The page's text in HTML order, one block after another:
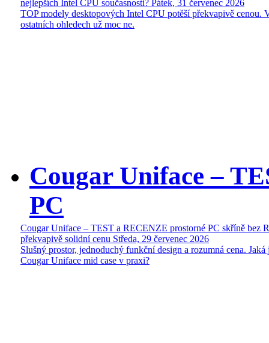
nejlepších Intel CPU současnosti? Pátek, 31 červenec 2026
TOP modely desktopových Intel CPU potěší překvapivě cenou.
ostatních ohledech už moc ne.
Cougar Uniface –
PC
Cougar Uniface – TEST a RECENZE prostorné PC skříně bez
překvapivě solidní cenu Středa, 29 červenec 2026
Slušný prostor, jednoduchý funkční design a rozumná cena. Jaká
Cougar Uniface mid case v praxi?